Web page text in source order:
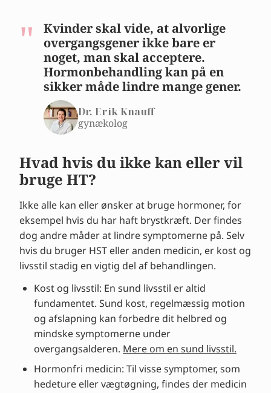
Kvinder skal vide, at alvorlige
overgangsgener ikke bare er
noget, man skal acceptere.
Hormonbehandling kan på en
sikker måde lindre mange gener.
Dr. Erik Knauff
gynækolog
Hvad hvis du ikke kan eller vil
bruge HT?
Ikke alle kan eller ønsker at bruge hormoner, for
eksempel hvis du har haft brystkræft. Der findes
dog andre måder at lindre symptomerne på. Selv
hvis du bruger HST eller anden medicin, er kost og
livsstil stadig en vigtig del af behandlingen.
Kost og livsstil: En sund livsstil er altid
fundamentet. Sund kost, regelmæssig motion
og afslapning kan forbedre dit helbred og
mindske symptomerne under
overgangsalderen. Mere om en sund livsstil.
Hormonfri medicin: Til visse symptomer, som
hedeture eller vægtøgning, findes der medicin